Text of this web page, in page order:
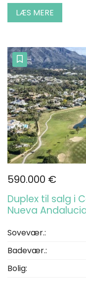
LÆS MERE
590.000 €
Duplex til salg i
Nueva
Sovevær.:
Badevær.:
Bolig: